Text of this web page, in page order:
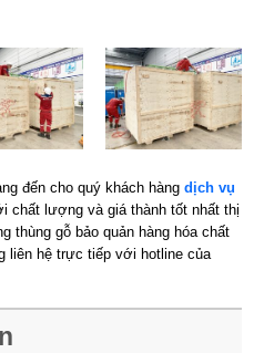
đến cho quý khách hàng dịch vụ
chất lượng và giá thành tốt nhất thị
thùng gỗ bảo quản hàng hóa chất
liên hệ trực tiếp với hotline của